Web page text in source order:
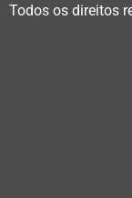
Todos os direitos